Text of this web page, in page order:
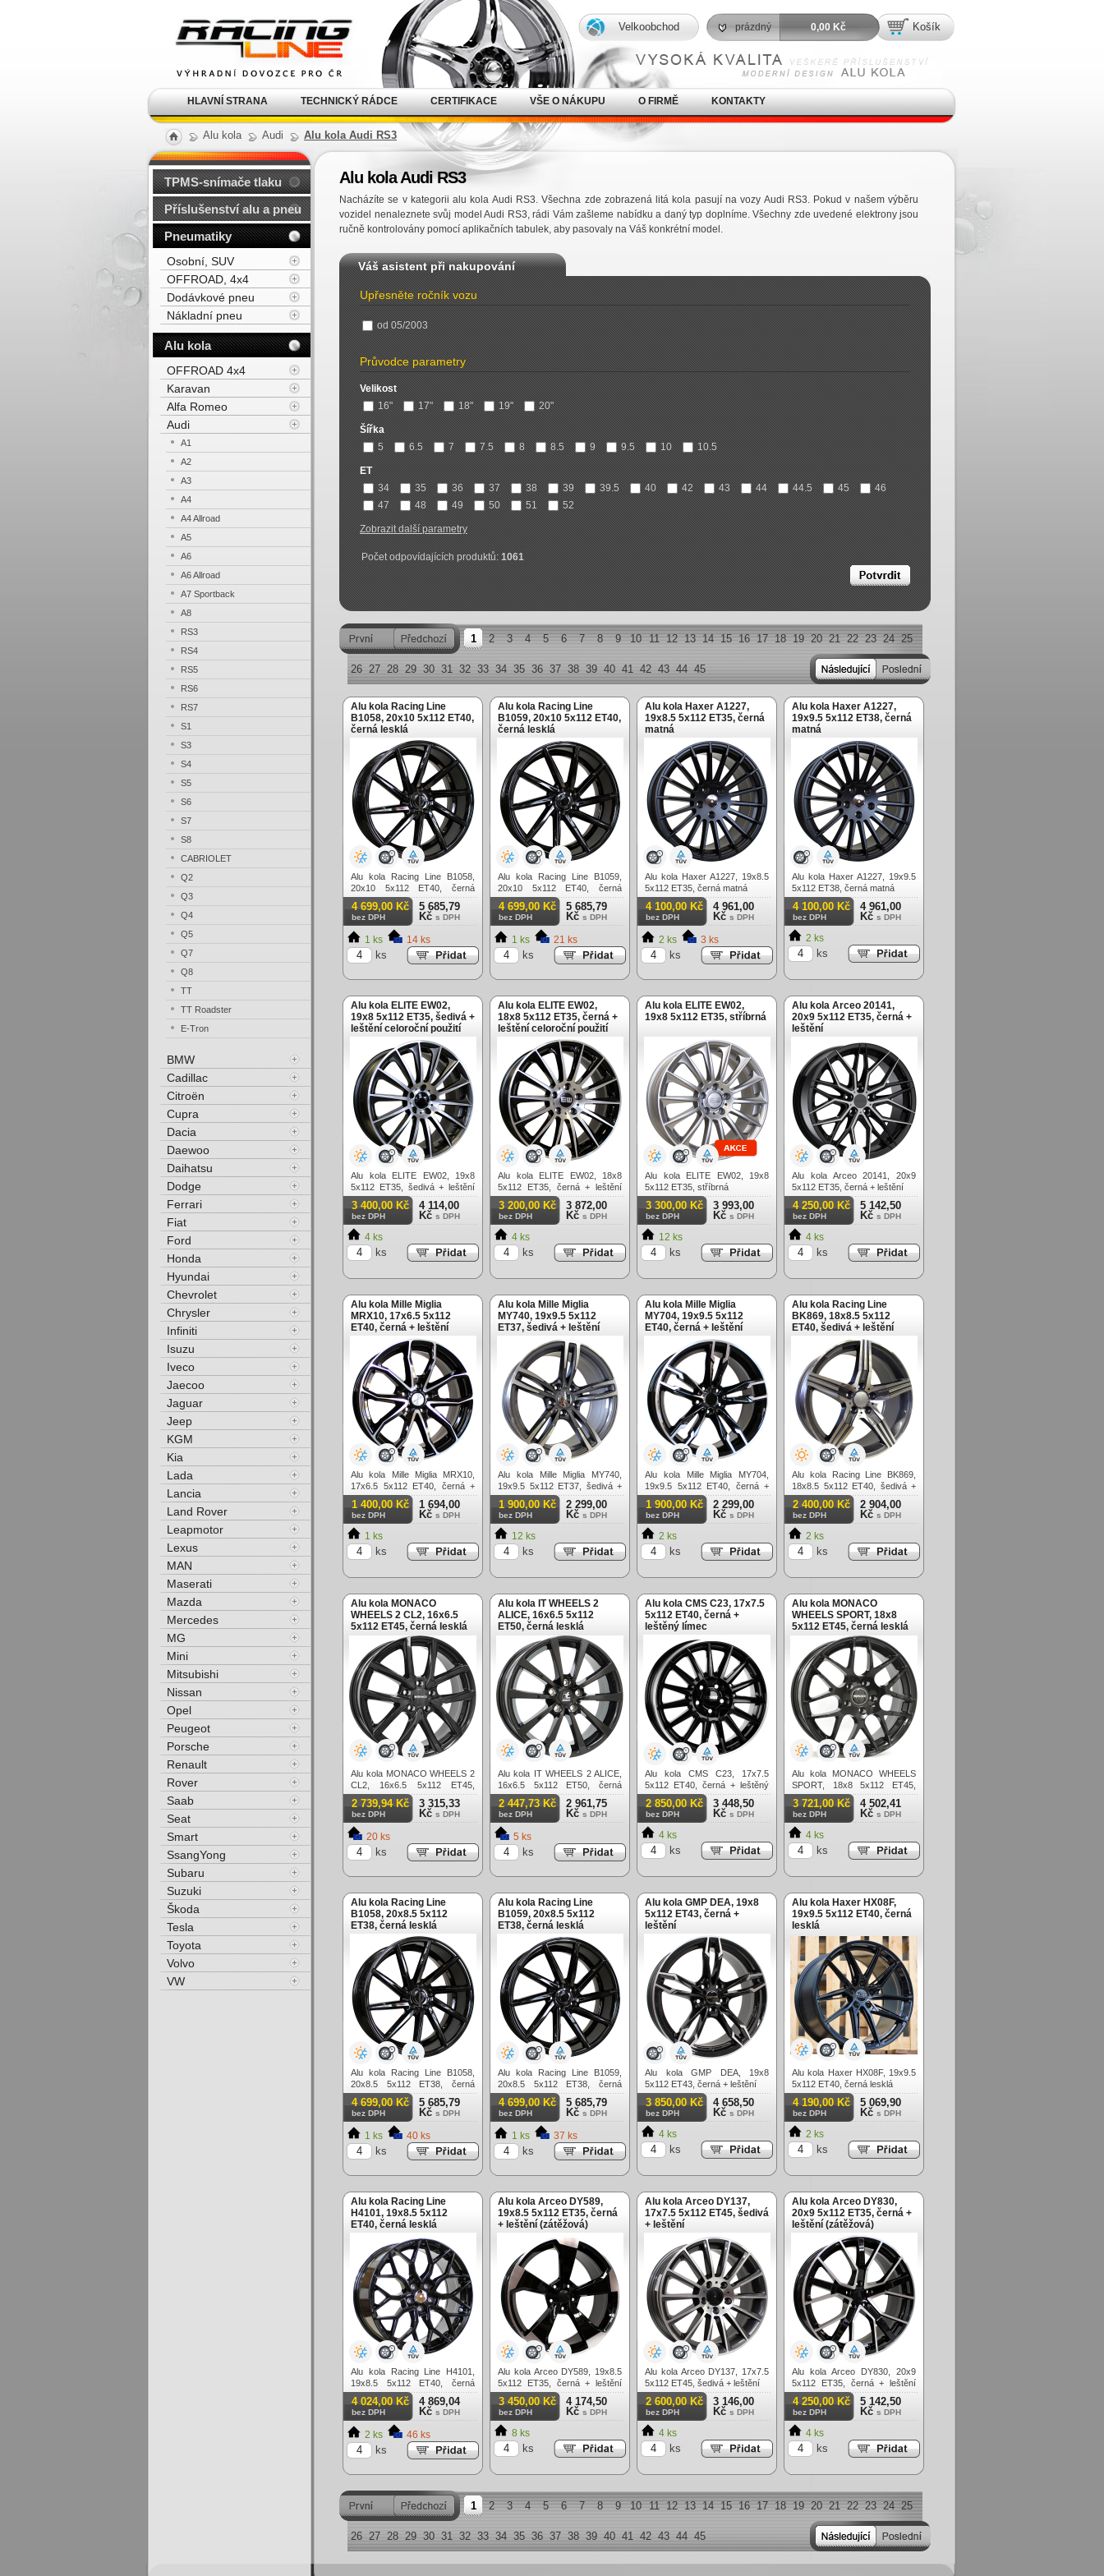
Alu kola Audi Alu kola Audi RS3
Alu kola Audi RS3
Nacházíte se v kategorii alu kola Audi RS3. Všechna zde zobrazená litá kola pasují na vozy Audi RS3. Pokud v našem výběru
vozidel nenaleznete svůj model Audi RS3, rádi Vám zašleme nabídku a daný typ doplníme. Všechny zde uvedené elektrony jsou
ručně kontrolovány pomocí aplikačních tabulek, aby pasovaly na Váš konkrétní model.
Váš asistent při nakupování
Upřesněte ročník vozu
od 05/2003
Průvodce parametry
Velikost
16"
17" 18" 19" 20"
Šířka
5
6.5 7 7.5 8 8.5 9 9.5 10 10.5
ET
34
35 36 37 38 39 39.5 40 42 43 44 44.5 45
46
47
48 49 50 51 52
Zobrazit další parametry
Počet odpovídajících produktů:1061
1 2 3 4 5 6 7 8 9 10 11 12 13 14 15 16 17 18 19 20 21 22 23 24 25
26 27 28 29 30 31 32 33 34 35 36 37 38 39 40 41 42 43 44 45
Alu kola Racing Line
B1058, 20x10 5x112 ET40,
černá lesklá
Alu kola Racing Line B1058,
20x10 5x112 ET40, černá
lesklá
4 699,00 Kč
bez DPH
5 685,79
Kč s DPH
1 ks 14 ks
ks
Alu kola Racing Line
B1059, 20x10 5x112 ET40,
černá lesklá
Alu kola Racing Line B1059,
20x10 5x112 ET40, černá
lesklá
4 699,00 Kč
bez DPH
5 685,79
Kč s DPH
1 ks 21 ks
ks
Alu kola Haxer A1227,
19x8.5 5x112 ET35, černá
matná
Alu kola Haxer A1227, 19x8.5
5x112 ET35, černá matná
4 100,00 Kč
bez DPH
4 961,00
Kč s DPH
2 ks 3 ks
ks
Alu kola Haxer A1227,
19x9.5 5x112 ET38, černá
matná
Alu kola Haxer A1227, 19x9.5
5x112 ET38, černá matná
4 100,00 Kč
bez DPH
4 961,00
Kč s DPH
2 ks
ks
Alu kola ELITE EW02,
19x8 5x112 ET35, šedivá +
leštění celoroční použití
Alu kola ELITE EW02, 19x8
5x112 ET35, šedivá + leštění
celoroční použití
3 400,00 Kč
bez DPH
4 114,00
Kč s DPH
4 ks
ks
Alu kola ELITE EW02,
18x8 5x112 ET35, černá +
leštění celoroční použití
Alu kola ELITE EW02, 18x8
5x112 ET35, černá + leštění
celoroční použití
3 200,00 Kč
bez DPH
3 872,00
Kč s DPH
4 ks
ks
Alu kola ELITE EW02,
19x8 5x112 ET35, stříbrná
Alu kola ELITE EW02, 19x8
5x112 ET35, stříbrná
3 300,00 Kč
bez DPH
3 993,00
Kč s DPH
12 ks
ks
Alu kola Arceo 20141,
20x9 5x112 ET35, černá +
leštění
Alu kola Arceo 20141, 20x9
5x112 ET35, černá + leštění
4 250,00 Kč
bez DPH
5 142,50
Kč s DPH
4 ks
ks
Alu kola Mille Miglia
MRX10, 17x6.5 5x112
ET40, černá + leštění
Alu kola Mille Miglia MRX10,
17x6.5 5x112 ET40, černá +
leštění
1 400,00 Kč
bez DPH
1 694,00
Kč s DPH
1 ks
ks
Alu kola Mille Miglia
MY740, 19x9.5 5x112
ET37, šedivá + leštění
Alu kola Mille Miglia MY740,
19x9.5 5x112 ET37, šedivá +
leštění
1 900,00 Kč
bez DPH
2 299,00
Kč s DPH
12 ks
ks
Alu kola Mille Miglia
MY704, 19x9.5 5x112
ET40, černá + leštění
Alu kola Mille Miglia MY704,
19x9.5 5x112 ET40, černá +
leštění
1 900,00 Kč
bez DPH
2 299,00
Kč s DPH
2 ks
ks
Alu kola Racing Line
BK869, 18x8.5 5x112
ET40, šedivá + leštění
Alu kola Racing Line BK869,
18x8.5 5x112 ET40, šedivá +
leštění
2 400,00 Kč
bez DPH
2 904,00
Kč s DPH
2 ks
ks
Alu kola MONACO
WHEELS 2 CL2, 16x6.5
5x112 ET45, černá lesklá
Alu kola MONACO WHEELS 2
CL2, 16x6.5 5x112 ET45,
černá lesklá
2 739,94 Kč
bez DPH
3 315,33
Kč s DPH
20 ks
ks
Alu kola IT WHEELS 2
ALICE, 16x6.5 5x112
ET50, černá lesklá
Alu kola IT WHEELS 2 ALICE,
16x6.5 5x112 ET50, černá
lesklá
2 447,73 Kč
bez DPH
2 961,75
Kč s DPH
5 ks
ks
Alu kola CMS C23, 17x7.5
5x112 ET40, černá +
leštěný límec
Alu kola CMS C23, 17x7.5
5x112 ET40, černá + leštěný
límec
2 850,00 Kč
bez DPH
3 448,50
Kč s DPH
4 ks
ks
Alu kola MONACO
WHEELS SPORT, 18x8
5x112 ET45, černá lesklá
Alu kola MONACO WHEELS
SPORT, 18x8 5x112 ET45,
černá lesklá
3 721,00 Kč
bez DPH
4 502,41
Kč s DPH
4 ks
ks
Alu kola Racing Line
B1058, 20x8.5 5x112
ET38, černá lesklá
Alu kola Racing Line B1058,
20x8.5 5x112 ET38, černá
lesklá
4 699,00 Kč
bez DPH
5 685,79
Kč s DPH
1 ks 40 ks
ks
Alu kola Racing Line
B1059, 20x8.5 5x112
ET38, černá lesklá
Alu kola Racing Line B1059,
20x8.5 5x112 ET38, černá
lesklá
4 699,00 Kč
bez DPH
5 685,79
Kč s DPH
1 ks 37 ks
ks
Alu kola GMP DEA, 19x8
5x112 ET43, černá +
leštění
Alu kola GMP DEA, 19x8
5x112 ET43, černá + leštění
3 850,00 Kč
bez DPH
4 658,50
Kč s DPH
4 ks
ks
Alu kola Haxer HX08F,
19x9.5 5x112 ET40, černá
lesklá
Alu kola Haxer HX08F, 19x9.5
5x112 ET40, černá lesklá
4 190,00 Kč
bez DPH
5 069,90
Kč s DPH
2 ks
ks
Alu kola Racing Line
H4101, 19x8.5 5x112
ET40, černá lesklá
Alu kola Racing Line H4101,
19x8.5 5x112 ET40, černá
lesklá
4 024,00 Kč
bez DPH
4 869,04
Kč s DPH
2 ks 46 ks
ks
Alu kola Arceo DY589,
19x8.5 5x112 ET35, černá
+ leštění (zátěžová)
Alu kola Arceo DY589, 19x8.5
5x112 ET35, černá + leštění
(zátěžová)
3 450,00 Kč
bez DPH
4 174,50
Kč s DPH
8 ks
ks
Alu kola Arceo DY137,
17x7.5 5x112 ET45, šedivá
+ leštění
Alu kola Arceo DY137, 17x7.5
5x112 ET45, šedivá + leštění
2 600,00 Kč
bez DPH
3 146,00
Kč s DPH
4 ks
ks
Alu kola Arceo DY830,
20x9 5x112 ET35, černá +
leštění (zátěžová)
Alu kola Arceo DY830, 20x9
5x112 ET35, černá + leštění
(zátěžová)
4 250,00 Kč
bez DPH
5 142,50
Kč s DPH
4 ks
ks
1 2 3 4 5 6 7 8 9 10 11 12 13 14 15 16 17 18 19 20 21 22 23 24 25
26 27 28 29 30 31 32 33 34 35 36 37 38 39 40 41 42 43 44 45
TPMS-snímače tlaku
Příslušenství alu a pneu
Pneumatiky
Osobní, SUV
OFFROAD, 4x4
Dodávkové pneu
Nákladní pneu
Alu kola
OFFROAD 4x4
Karavan
Alfa Romeo
Audi
A1
A2
A3
A4
A4 Allroad
A5
A6
A6 Allroad
A7 Sportback
A8
RS3
RS4
RS5
RS6
RS7
S1
S3
S4
S5
S6
S7
S8
CABRIOLET
Q2
Q3
Q4
Q5
Q7
Q8
TT
TT Roadster
E-Tron
BMW
Cadillac
Citroën
Cupra
Dacia
Daewoo
Daihatsu
Dodge
Ferrari
Fiat
Ford
Honda
Hyundai
Chevrolet
Chrysler
Infiniti
Isuzu
Iveco
Jaecoo
Jaguar
Jeep
KGM
Kia
Lada
Lancia
Land Rover
Leapmotor
Lexus
MAN
Maserati
Mazda
Mercedes
MG
Mini
Mitsubishi
Nissan
Opel
Peugeot
Porsche
Renault
Rover
Saab
Seat
Smart
SsangYong
Subaru
Suzuki
Škoda
Tesla
Toyota
Volvo
VW
kola Racing Line
HLAVNÍ STRANA TECHNICKÝ RÁDCE CERTIFIKACE VŠE O NÁKUPU O FIRMĚ KONTAKTY
Košík
prázdný 0,00 Kč
Velkoobchod